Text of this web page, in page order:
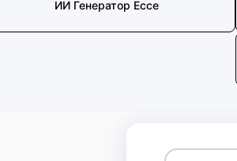
ИИ Генератор Ессе